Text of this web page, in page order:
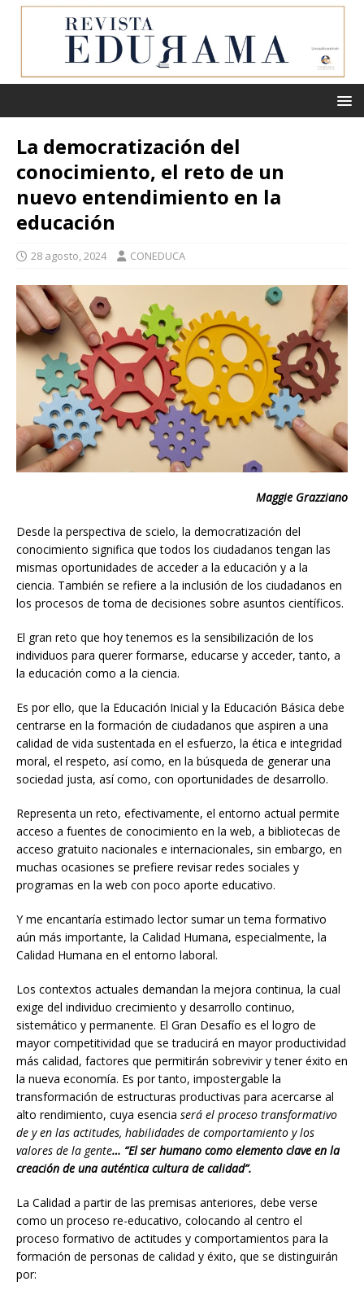
La democratización del
conocimiento, el reto de un
nuevo entendimiento en la
educación
28 agosto, 2024 CONEDUCA
Maggie Grazziano
Desde la perspectiva de scielo, la democratización del
conocimiento significa que todos los ciudadanos tengan las
mismas oportunidades de acceder a la educación y a la
ciencia. También se refiere a la inclusión de los ciudadanos en
los procesos de toma de decisiones sobre asuntos científicos.
El gran reto que hoy tenemos es la sensibilización de los
individuos para querer formarse, educarse y acceder, tanto, a
la educación como a la ciencia.
Es por ello, que la Educación Inicial y la Educación Básica debe
centrarse en la formación de ciudadanos que aspiren a una
calidad de vida sustentada en el esfuerzo, la ética e integridad
moral, el respeto, así como, en la búsqueda de generar una
sociedad justa, así como, con oportunidades de desarrollo.
Representa un reto, efectivamente, el entorno actual permite
acceso a fuentes de conocimiento en la web, a bibliotecas de
acceso gratuito nacionales e internacionales, sin embargo, en
muchas ocasiones se prefiere revisar redes sociales y
programas en la web con poco aporte educativo.
Y me encantaría estimado lector sumar un tema formativo
aún más importante, la Calidad Humana, especialmente, la
Calidad Humana en el entorno laboral.
Los contextos actuales demandan la mejora continua, la cual
exige del individuo crecimiento y desarrollo continuo,
sistemático y permanente. El Gran Desafío es el logro de
mayor competitividad que se traducirá en mayor productividad
más calidad, factores que permitirán sobrevivir y tener éxito en
la nueva economía. Es por tanto, impostergable la
transformación de estructuras productivas para acercarse al
alto rendimiento, cuya esencia será el proceso transformativo
de y en las actitudes, habilidades de comportamiento y los
valores de la gente… “El ser humano como elemento clave en la
creación de una auténtica cultura de calidad”.
La Calidad a partir de las premisas anteriores, debe verse
como un proceso re-educativo, colocando al centro el
proceso formativo de actitudes y comportamientos para la
formación de personas de calidad y éxito, que se distinguirán
por: